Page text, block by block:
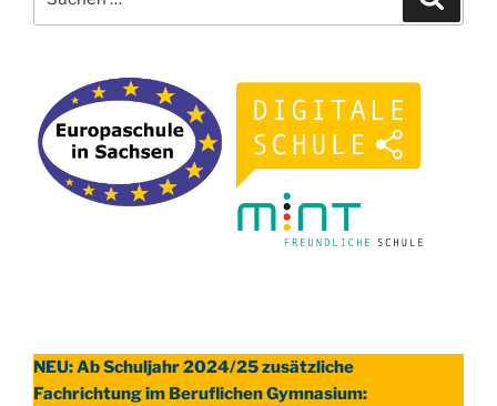
nach:
NEU: Ab Schuljahr 2024/25 zusätzliche
Fachrichtung im Beruflichen Gymnasium: